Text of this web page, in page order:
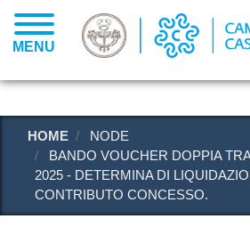
MENU
HOME
NODE
BANDO VOUCHER DOPPIA
2025 - DETERMINA DI
CONTRIBUTO CONCESSO.